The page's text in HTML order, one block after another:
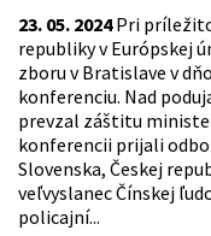
23. 05. 2024Pri
republiky v Európskej
zboru v Bratislave v
konferenciu. Nad
prevzal záštitu
konferencii prijali
Slovenska, Českej
veľvyslanec Čínskej
policajní...